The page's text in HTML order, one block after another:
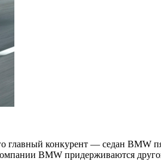
главный конкурент — седан BMW
BMW придерживаются